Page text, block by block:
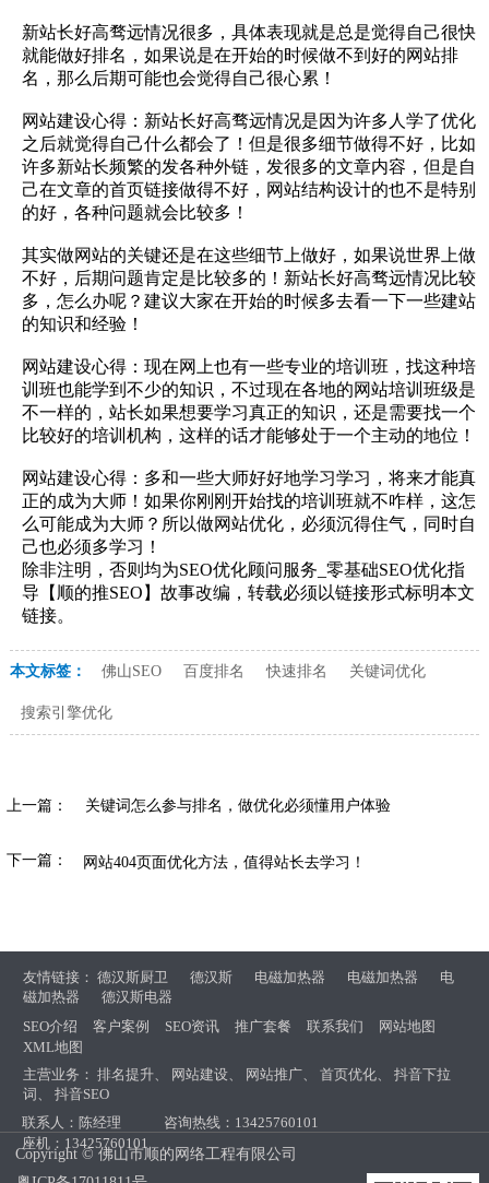
新站长好高骛远情况很多，具体表现就是总是觉得自己很快
就能做好排名，如果说是在开始的时候做不到好的网站排
名，那么后期可能也会觉得自己很心累！
网站建设心得：新站长好高骛远情况是因为许多人学了优化
之后就觉得自己什么都会了！但是很多细节做得不好，比如
许多新站长频繁的发各种外链，发很多的文章内容，但是自
己在文章的首页链接做得不好，网站结构设计的也不是特别
的好，各种问题就会比较多！
其实做网站的关键还是在这些细节上做好，如果说世界上做
不好，后期问题肯定是比较多的！新站长好高骛远情况比较
多，怎么办呢？建议大家在开始的时候多去看一下一些建站
的知识和经验！
网站建设心得：现在网上也有一些专业的培训班，找这种培
训班也能学到不少的知识，不过现在各地的网站培训班级是
不一样的，站长如果想要学习真正的知识，还是需要找一个
比较好的培训机构，这样的话才能够处于一个主动的地位！
网站建设心得：多和一些大师好好地学习学习，将来才能真
正的成为大师！如果你刚刚开始找的培训班就不咋样，这怎
么可能成为大师？所以做网站优化，必须沉得住气，同时自
己也必须多学习！
除非注明，否则均为SEO优化顾问服务_零基础SEO优化指
导【顺的推SEO】故事改编，转载必须以链接形式标明本文
链接。
本文标签： 佛山SEO 百度排名 快速排名 关键词优化
搜索引擎优化
上一篇： 关键词怎么参与排名，做优化必须懂用户体验
下一篇： 网站404页面优化方法，值得站长去学习！
友情链接：德汉斯厨卫 德汉斯 电磁加热器 电磁加热器
电
磁加热器
德汉斯电器
SEO介绍
客户案例 SEO资讯 推广套餐 联系我们
网站地图
XML地图
主营业务：排名提升、 网站建设、 网站推广、首页优化、抖音下拉
词 、抖音SEO
联系人：陈经理
咨询热线：13425760101
座机：13425760101
Copyright © 佛山市顺的网络工程有限公司